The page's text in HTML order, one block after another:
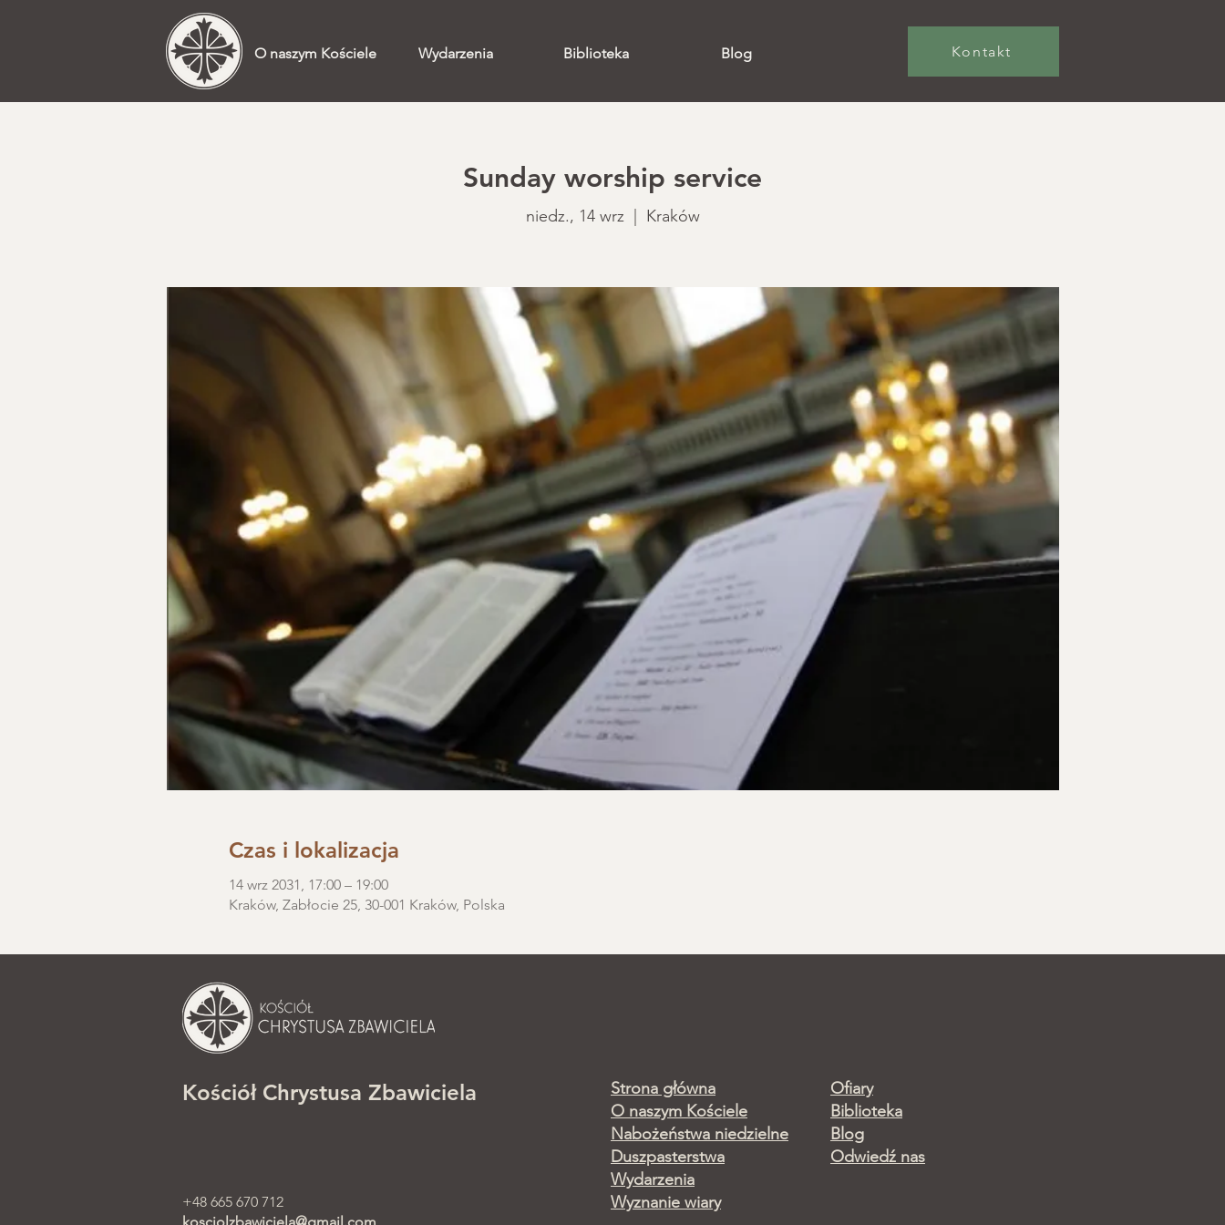
O naszym Kościele Wydarzenia Biblioteka Blog Kontakt
Sunday worship service
niedz., 14 wrz
  |
Kraków
Czas i lokalizacja
14 wrz 2031, 17:00 – 19:00
Kraków, Zabłocie 25, 30-001 Kraków, Polska
Kościół Chrystusa Zbawiciela
+48 665 670 712
Strona główna
O naszym Kościele
Nabożeństwa niedzielne
Duszpasterstwa
Wydarzenia
Wyznanie wiary
Ofiary
Biblioteka
Blog
Odwiedź nas